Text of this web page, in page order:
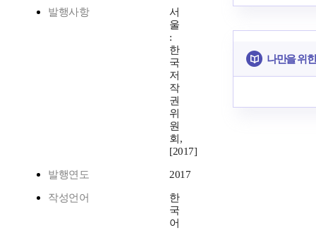
발행사항
서
울
:
한
국
저
작
권
위
원
회,
[2017]
발행연도 2017
작성언어
한
국
어
나만을 위